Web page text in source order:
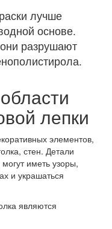
лучше
основе.
разрушают
лепки
элементов,
стен. Детали
иметь узоры,
и украшаться
являются